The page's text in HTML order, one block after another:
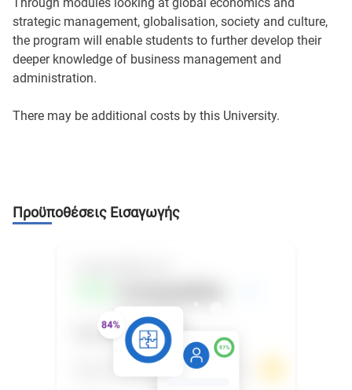
strategic management, globalisation, society and culture,
the program will enable students to further develop their
deeper knowledge of business management and
administration.
There may be additional costs by this University.
Προϋποθέσεις Εισαγωγής